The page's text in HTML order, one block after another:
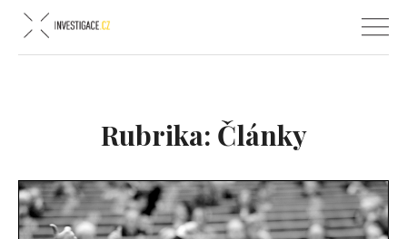
Rubrika: Články